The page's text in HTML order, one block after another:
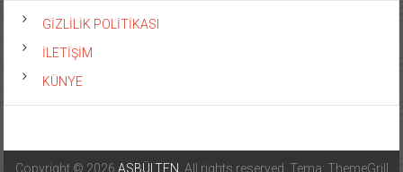
GİZLİLİK POLİTİKASI
İLETİŞİM
KÜNYE
Copyright © 2026 ASBÜLTEN . All rights reserved. Tema: ThemeGrill